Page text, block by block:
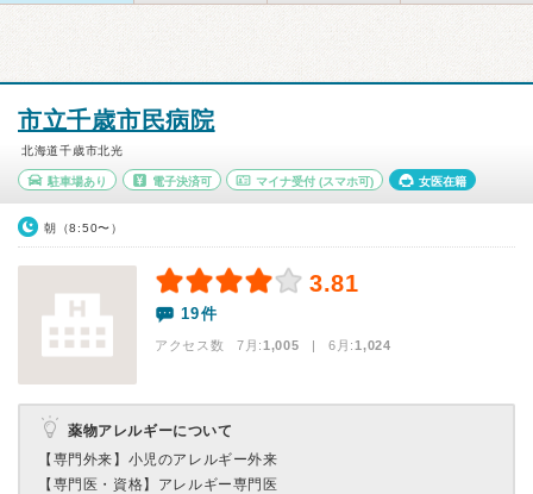
市立千歳市民病院
北海道千歳市北光
駐車場あり 電子決済可 マイナ受付 (スマホ可) 女医在籍
朝（8:50〜）
3.81
19件
アクセス数 7月:1,005 | 6月:1,024
薬物アレルギーについて
【専門外来】 小児のアレルギー外来
【専門医・資格】 アレルギー専門医